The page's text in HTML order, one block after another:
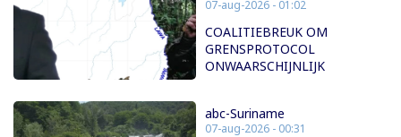
07-aug-2026 - 01:02
COALITIEBREUK OM
GRENSPROTOCOL
ONWAARSCHIJNLIJK
abc-Suriname
07-aug-2026 - 00:31